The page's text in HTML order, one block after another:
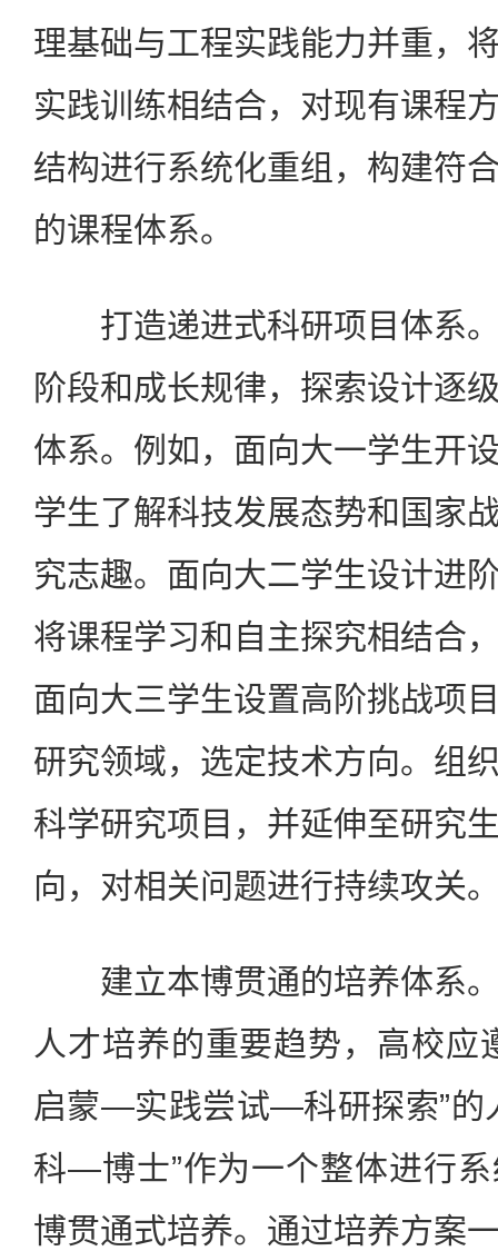
理基础与工程实践能力并重，
实践训练相结合，对现有课程
结构进行系统化重组，构建符
的课程体系。
打造递进式科研项目体系。
阶段和成长规律，探索设计逐
体系。例如，面向大一学生开
学生了解科技发展态势和国家
究志趣。面向大二学生设计进
将课程学习和自主探究相结合
面向大三学生设置高阶挑战项
研究领域，选定技术方向。组
科学研究项目，并延伸至研究
向，对相关问题进行持续攻关
建立本博贯通的培养体系。
人才培养的重要趋势，高校
启蒙—实践尝试—科研探索”的
科—博士”作为一个整体进行
博贯通式培养。通过培养方案